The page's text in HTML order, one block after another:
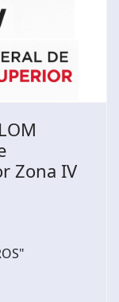
Zona IV